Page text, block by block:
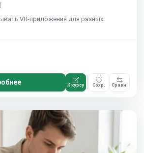
VR-приложения для разных
К курсу Сохр. Сравн.